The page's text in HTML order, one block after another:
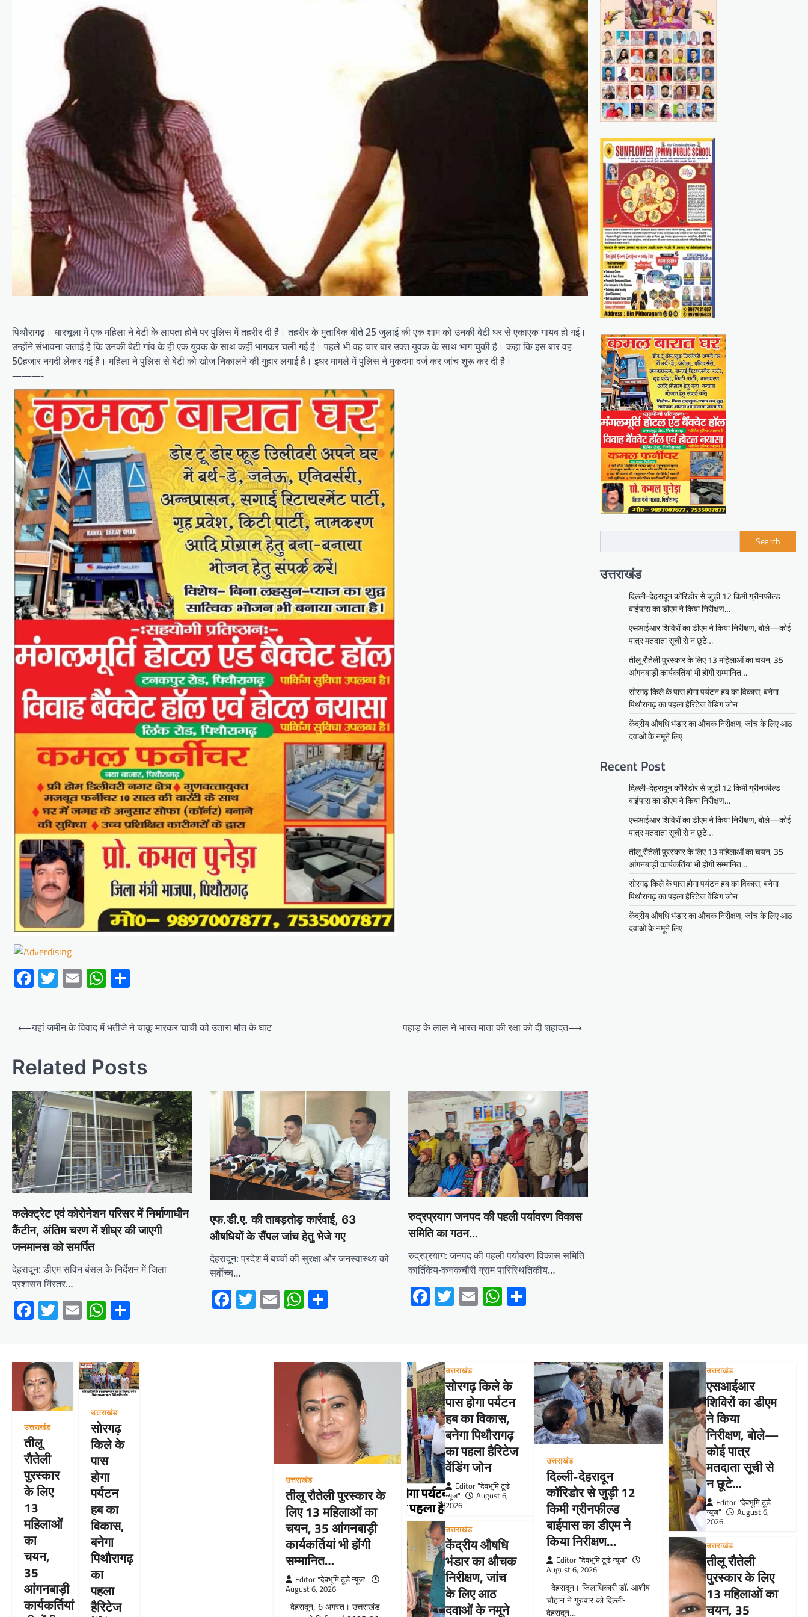
पिथौरागढ़। धारचूला में एक महिला ने बेटी के लापता होने पर पुलिस में तहरीर दी है। तहरीर के मुताबिक बीते 25 जुलाई की एक शाम को उनकी बेटी घर से एकाएक गायब हो गई।
उन्होंने संभावना जताई है कि उनकी बेटी गांव के ही एक युवक के साथ कहीं भागकर चली गई है। पहले भी वह चार बार उक्त युवक के साथ भाग चुकी है। कहा कि इस बार वह
50हजार नगदी लेकर गई है। महिला ने पुलिस से बेटी को खोज निकालने की गुहार लगाई है। इधर मामले में पुलिस ने मुकदमा दर्ज कर जांच शुरू कर दी है।
———-
Facebook
Twitter
EmailWhatsApp
Post
⟵यहां जमीन के विवाद में भतीजे ने चाकू मारकर चाची को उतारा मौत के घाट पहाड़ के लाल ने भारत माता की रक्षा को दी शहादत⟶
Related Posts
कलेक्ट्रेट एवं कोरोनेशन परिसर में निर्माणाधीन
कैंटीन, अंतिम चरण में शीघ्र की जाएगी
जनमानस को समर्पित
देहरादून: डीएम सविन बंसल के निर्देशन में जिला
प्रशासन निंरतर…
Facebook
Twitter
EmailWhatsApp
एफ.डी.ए. की ताबड़तोड़ कार्रवाई, 63
औषधियों के सैंपल जांच हेतु भेजे गए
देहरादून: प्रदेश में बच्चों की सुरक्षा और जनस्वास्थ्य को
सर्वाेच्च…
Facebook
Twitter
EmailWhatsApp
रुद्रप्रयाग जनपद की पहली पर्यावरण विकास
समिति का गठन…
रुद्रप्रयाग: जनपद की पहली पर्यावरण विकास समिति
कार्तिकेय-कनकचौरी ग्राम पारिस्थितिकीय…
Facebook
Twitter
EmailWhatsApp
Share
Search
उत्तराखंड
दिल्ली-देहरादून कॉरिडोर से जुड़ी 12 किमी ग्रीनफील्ड
बाईपास का डीएम ने किया निरीक्षण…
एसआईआर शिविरों का डीएम ने किया निरीक्षण, बोले—कोई
पात्र मतदाता सूची से न छूटे…
तीलू रौतेली पुरस्कार के लिए 13 महिलाओं का चयन, 35
आंगनबाड़ी कार्यकर्तियां भी होंगी सम्मानित…
सोरगढ़ किले के पास होगा पर्यटन हब का विकास, बनेगा
पिथौरागढ़ का पहला हैरिटेज वेंडिंग जोन
केंद्रीय औषधि भंडार का औचक निरीक्षण, जांच के लिए आठ
दवाओं के नमूने लिए
Recent Post
दिल्ली-देहरादून कॉरिडोर से जुड़ी 12 किमी ग्रीनफील्ड
बाईपास का डीएम ने किया निरीक्षण…
एसआईआर शिविरों का डीएम ने किया निरीक्षण, बोले—कोई
पात्र मतदाता सूची से न छूटे…
तीलू रौतेली पुरस्कार के लिए 13 महिलाओं का चयन, 35
आंगनबाड़ी कार्यकर्तियां भी होंगी सम्मानित…
सोरगढ़ किले के पास होगा पर्यटन हब का विकास, बनेगा
पिथौरागढ़ का पहला हैरिटेज वेंडिंग जोन
केंद्रीय औषधि भंडार का औचक निरीक्षण, जांच के लिए आठ
दवाओं के नमूने लिए
उत्तराखंड
तीलू
रौतेली
पुरस्कार
के लिए
13
महिलाओं
का
चयन,
35
आंगनबाड़ी
कार्यकर्तियां
उत्तराखंड
सोरगढ़
किले के
पास
होगा
पर्यटन
हब का
विकास,
बनेगा
पिथौरागढ़
का
पहला
हैरिटेज
उत्तराखंड
तीलू रौतेली पुरस्कार के
लिए 13 महिलाओं का
चयन, 35 आंगनबाड़ी
कार्यकर्तियां भी होंगी
सम्मानित…
Editor "देवभूमि टूडे न्यूज"
August 6, 2026
देहरादून, 6 अगस्त। उत्तराखंड
उत्तराखंड
सोरगढ़ किले के
पास होगा पर्यटन
हब का विकास,
बनेगा पिथौरागढ़
का पहला हैरिटेज
वेंडिंग जोन
Editor "देवभूमि टूडे
न्यूज"
August 6,
2026
उत्तराखंड
केंद्रीय औषधि
भंडार का औचक
निरीक्षण, जांच
के लिए आठ
दवाओं के नमूने
उत्तराखंड
दिल्ली-देहरादून
कॉरिडोर से जुड़ी 12
किमी ग्रीनफील्ड
बाईपास का डीएम ने
किया निरीक्षण…
Editor "देवभूमि टूडे न्यूज"
August 6, 2026
देहरादून। जिलाधिकारी डॉ. आशीष
चौहान ने गुरुवार को दिल्ली-
देहरादून…
उत्तराखंड
एसआईआर
शिविरों का डीएम
ने किया
निरीक्षण, बोले—
कोई पात्र
मतदाता सूची से
न छूटे…
Editor "देवभूमि टूडे
न्यूज"
August 6,
2026
उत्तराखंड
तीलू रौतेली
पुरस्कार के लिए
13 महिलाओं का
चयन, 35